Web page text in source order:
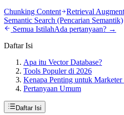
Chunking Content
Retrieval
Semantic Search (Pencarian Semantik)
Semua IstilahAda pertanyaan? →
Daftar Isi
Apa itu Vector Database?
Tools Populer di 2026
Kenapa Penting untuk
Pertanyaan Umum
Daftar Isi